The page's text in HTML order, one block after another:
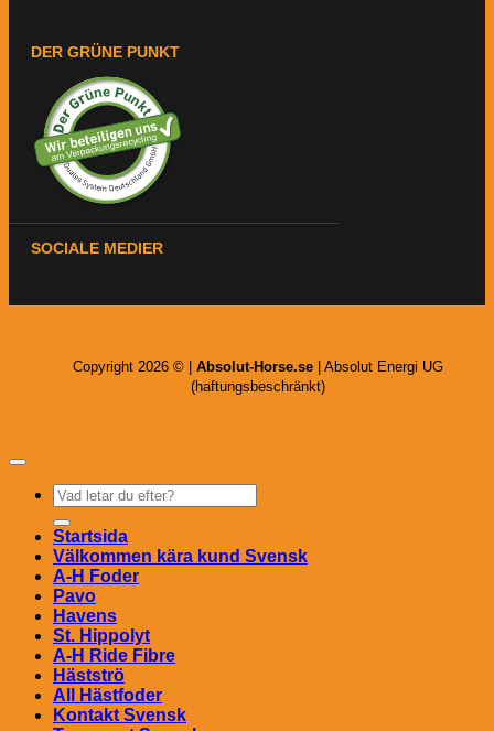
DER GRÜNE PUNKT
SOCIALE MEDIER
Copyright 2026 © | Absolut-Horse.se | Absolut Energi UG
(haftungsbeschränkt)
Sök
efter:
Startsida
Välkommen kära kund Svensk
A-H Foder
Pavo
Havens
St. Hippolyt
A-H Ride Fibre
Hästströ
All Hästfoder
Kontakt Svensk